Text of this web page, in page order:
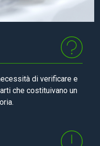
di verificare e
che costituivano un